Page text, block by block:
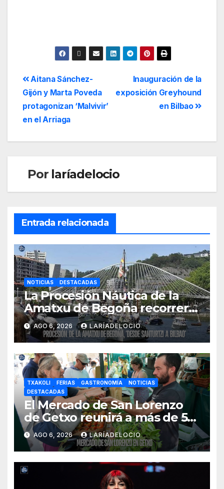
Inauguración de la
exposición Greyhound
en Bilbao
Aitana Sánchez-
Gijón y Marta Poveda
protagonizan ‘Malvivir’
en el Arriaga
Por laríadelocio
Entrada relacionada
NOTICIAS DESTACADAS
La Procesión Náutica de la
Amatxu de Begoña recorrerá
la ría el 14 de agosto con siete
embarcaciones
AGO 6, 2026 LARÍADELOCIO
TXAKOLI FERIAS GASTRONOMÍA
NOTICIAS
DESTACADAS
El Mercado de San Lorenzo
de Getxo reunirá a más de 50
productores del País Vasco
AGO 6, 2026 LARÍADELOCIO